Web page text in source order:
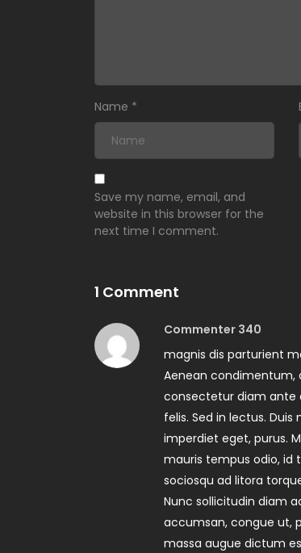
Name *
Save my name, email, and
website in this browser for the
next time I comment.
1 Comment
Commenter 340
magnis dis parturient
Aenean condimentum,
consectetur diam ante
felis. Sed in lectus.
imperdiet eget, purus.
mauris tempus odio, id
sociosqu ad litora
Nunc sollicitudin diam
accumsan, congue ut,
massa augue dictum